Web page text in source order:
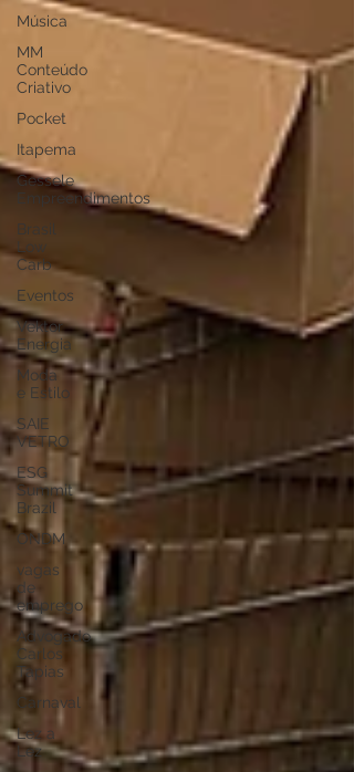
Música
MM
Conteúdo
Criativo
Pocket
Itapema
Gessele
Empreendimentos
Brasil
Low
Carb
Eventos
Vektor
Energia
Moda
e Estilo
SAIE
VETRO
ESG
Summit
Brazil
ONDM
vagas
de
emprego
Advogado
Carlos
Tapias
Carnaval
Lez a
Lez